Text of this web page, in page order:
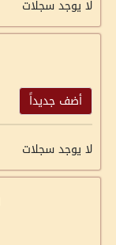
لا يوجد سجلات
أضف جديداً
لا يوجد سجلات